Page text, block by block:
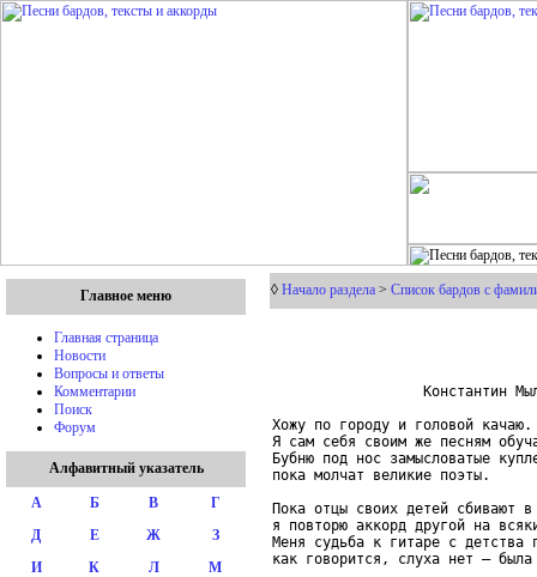
Главное меню
Главная страница
Новости
Вопросы и ответы
Комментарии
Поиск
Форум
Алфавитный указатель
А Б В
Г
Д
Е Ж
З
И
К Л
М
◊ Начало раздела > Список бардов с
Константин
Хожу по городу и головой качаю.
Я сам себя своим же песням
Бубню под нос замысловатые
пока молчат великие поэты.
Пока отцы своих детей сбивают
я повторю аккорд другой на
Меня судьба к гитаре с детства
как говорится, слуха нет –